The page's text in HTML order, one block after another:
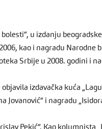
u izdanju
kao i nagradu Narodne
Srbije u 2008. godini i
izdavačka kuća
Jovanović“ i nagradu